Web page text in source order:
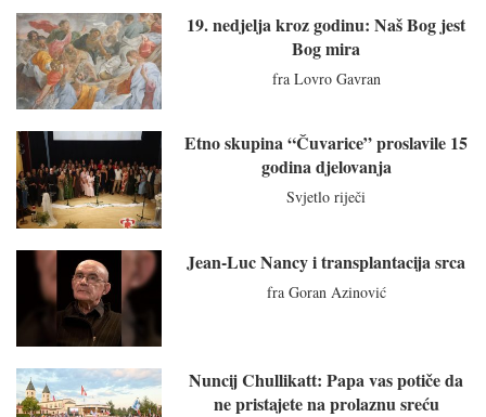
19. nedjelja kroz godinu: Naš Bog jest
Bog mira
fra Lovro Gavran
Etno skupina “Čuvarice” proslavile 15
godina djelovanja
Svjetlo riječi
Jean-Luc Nancy i transplantacija srca
fra Goran Azinović
Nuncij Chullikatt: Papa vas potiče da
ne pristajete na prolaznu sreću